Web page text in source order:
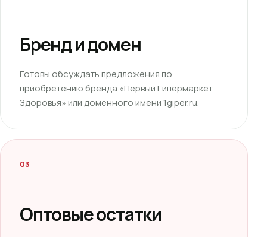
Бренд и домен
Готовы обсуждать предложения по
приобретению бренда «Первый Гипермаркет
Здоровья» или доменного имени 1giper.ru.
03
Оптовые остатки